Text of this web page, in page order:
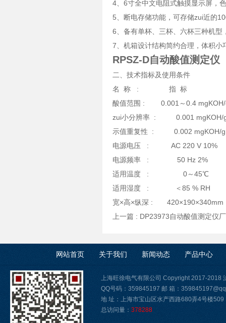
4、6寸全中文电阻式触摸显示屏，
5、断电存储功能，可存储zui近的
6、备有单杯、三杯、六杯三种机
7、机箱设计结构简约合理，体积小
RPSZ-D自动酸值测定仪
二、技术指标及使用条件
名 称 : 指 标
酸值范围 : 0.001～0.4
zui小分辨率 : 0.001 mgKOH/
示值重复性 : 0.002 mgKOH/g
电源电压 : AC 220 V 10%
电源频率 : 50 Hz 2%
适用温度 : 0～45℃
适用湿度 : ＜85 % RH
宽×高×纵深 :
上一篇 : DP23973自动酸值测定仪
网站首页 关于我们 新闻动态 产品中心
上海旺徐电气有限公司 Copyright 2017-2018
QQ号码：359845197 邮 箱：
地 址：上海市宝山区水产西路680弄4号楼509
总访问量： 378288